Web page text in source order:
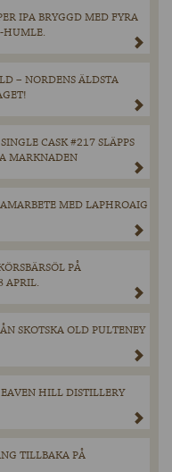
IPA BRYGGD MED FYRA
HUMLE.
– NORDENS ÄLDSTA
CASK #217 SLÄPPS
MARKNADEN
MED LAPHROAIG
PÅ
APRIL.
SKOTSKA OLD PULTENEY
HILL DISTILLERY
TILLBAKA PÅ